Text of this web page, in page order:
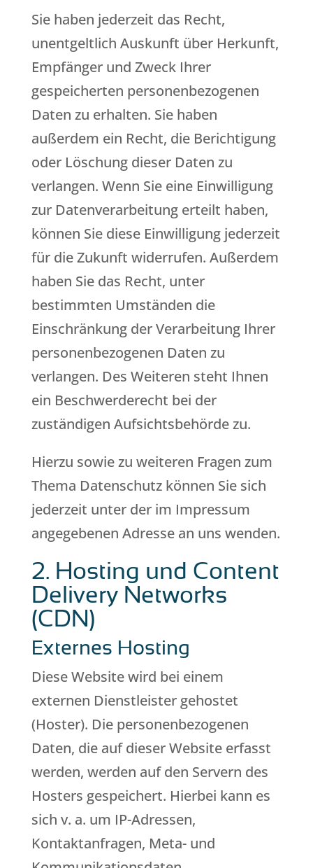
Sie haben jederzeit das Recht,
unentgeltlich Auskunft über Herkunft,
Empfänger und Zweck Ihrer
gespeicherten personenbezogenen
Daten zu erhalten. Sie haben
außerdem ein Recht, die Berichtigung
oder Löschung dieser Daten zu
verlangen. Wenn Sie eine Einwilligung
zur Datenverarbeitung erteilt haben,
können Sie diese Einwilligung jederzeit
für die Zukunft widerrufen. Außerdem
haben Sie das Recht, unter
bestimmten Umständen die
Einschränkung der Verarbeitung Ihrer
personenbezogenen Daten zu
verlangen. Des Weiteren steht Ihnen
ein Beschwerderecht bei der
zuständigen Aufsichtsbehörde zu.
Hierzu sowie zu weiteren Fragen zum
Thema Datenschutz können Sie sich
jederzeit unter der im Impressum
angegebenen Adresse an uns wenden.
2. Hosting und Content
Delivery Networks
(CDN)
Externes Hosting
Diese Website wird bei einem
externen Dienstleister gehostet
(Hoster). Die personenbezogenen
Daten, die auf dieser Website erfasst
werden, werden auf den Servern des
Hosters gespeichert. Hierbei kann es
sich v. a. um IP-Adressen,
Kontaktanfragen, Meta- und